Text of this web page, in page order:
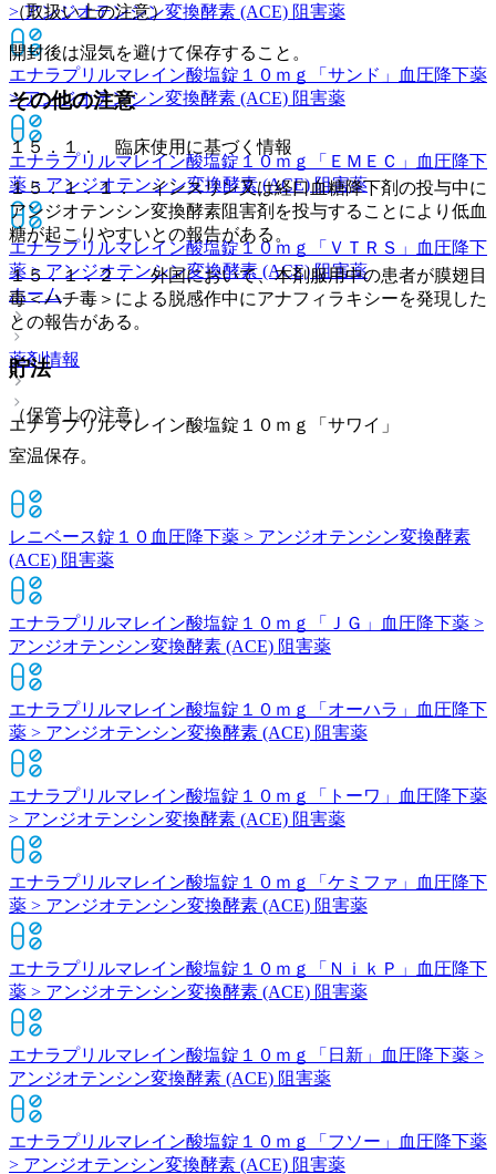
> アンジオテンシン変換酵素 (ACE) 阻害薬
エナラプリルマレイン酸塩錠１０ｍｇ「サンド」
血圧降下薬
> アンジオテンシン変換酵素 (ACE) 阻害薬
エナラプリルマレイン酸塩錠１０ｍｇ「ＥＭＥＣ」
血圧降下
薬 > アンジオテンシン変換酵素 (ACE) 阻害薬
エナラプリルマレイン酸塩錠１０ｍｇ「ＶＴＲＳ」
血圧降下
薬 > アンジオテンシン変換酵素 (ACE) 阻害薬
ホーム
薬剤情報
エナラプリルマレイン酸塩錠１０ｍｇ「サワイ」
（取扱い上の注意）
開封後は湿気を避けて保存すること。
その他の注意
１５．１． 臨床使用に基づく情報
１５．１．１． インスリン又は経口血糖降下剤の投与中に
アンジオテンシン変換酵素阻害剤を投与することにより低血
糖が起こりやすいとの報告がある。
１５．１．２． 外国において、本剤服用中の患者が膜翅目
毒＜ハチ毒＞による脱感作中にアナフィラキシーを発現した
との報告がある。
貯法
（保管上の注意）
室温保存。
レニベース錠１０ 血圧降下薬 > アンジオテンシン変換酵素
(ACE) 阻害薬
エナラプリルマレイン酸塩錠１０ｍｇ「ＪＧ」
血圧降下薬 >
アンジオテンシン変換酵素 (ACE) 阻害薬
エナラプリルマレイン酸塩錠１０ｍｇ「オーハラ」
血圧降下
薬 > アンジオテンシン変換酵素 (ACE) 阻害薬
エナラプリルマレイン酸塩錠１０ｍｇ「トーワ」
血圧降下薬
> アンジオテンシン変換酵素 (ACE) 阻害薬
エナラプリルマレイン酸塩錠１０ｍｇ「ケミファ」
血圧降下
薬 > アンジオテンシン変換酵素 (ACE) 阻害薬
エナラプリルマレイン酸塩錠１０ｍｇ「ＮｉｋＰ」
血圧降下
薬 > アンジオテンシン変換酵素 (ACE) 阻害薬
エナラプリルマレイン酸塩錠１０ｍｇ「日新」
血圧降下薬 >
アンジオテンシン変換酵素 (ACE) 阻害薬
エナラプリルマレイン酸塩錠１０ｍｇ「フソー」
血圧降下薬
> アンジオテンシン変換酵素 (ACE) 阻害薬